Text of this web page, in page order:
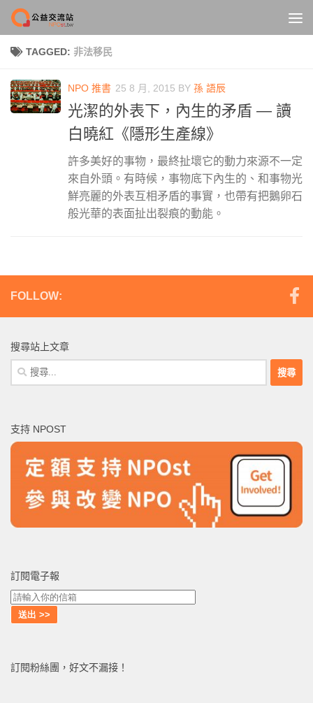
Skip to content
TAGGED: 非法移民
NPO 推書 25 8 月, 2015 BY 孫 語辰
光潔的外表下，內生的矛盾 — 讀
白曉紅《隱形生產線》
許多美好的事物，最終扯壞它的動力來源不一定
來自外頭。有時候，事物底下內生的、和事物光
鮮亮麗的外表互相矛盾的事實，也帶有把鵝卵石
般光華的表面扯出裂痕的動能。
FOLLOW:
搜尋站上文章
搜
尋
字:
支持 NPOST
訂閱電子報
訂閱粉絲團，好文不漏接！